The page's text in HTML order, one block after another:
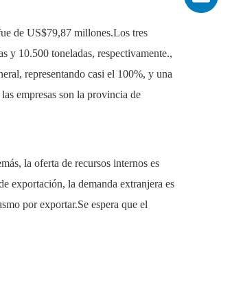
de US$79,87 millones.Los tres
y 10.500 toneladas, respectivamente.,
representando casi el 100%, y una
empresas son la provincia de
la oferta de recursos internos es
exportación, la demanda extranjera es
por exportar.Se espera que el